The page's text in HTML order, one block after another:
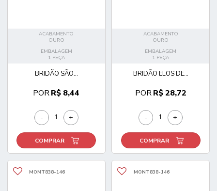
ACABAMENTO
OURO
EMBALAGEM
1 PEÇA
BRIDÃO SÃO...
PORR$ 8,44
- +
COMPRAR
ACABAMENTO
OURO
EMBALAGEM
1 PEÇA
BRIDÃO ELOS DE...
PORR$ 28,72
- +
COMPRAR
MONT838-146 MONT838-146